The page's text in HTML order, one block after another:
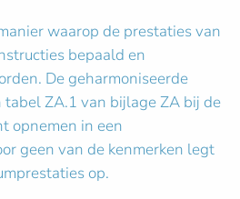
waarop de prestaties van
bepaald en
De geharmoniseerde
tabel ZA.1 van bijlage ZA bij de
opnemen in een
geen van de kenmerken legt
op.